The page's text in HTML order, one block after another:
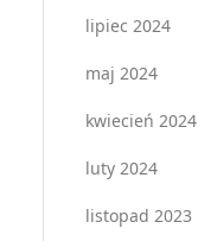
lipiec 2024
maj 2024
kwiecień 2024
luty 2024
listopad 2023